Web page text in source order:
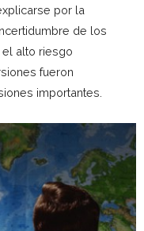
por la
de los
alto riesgo
fueron
importantes.